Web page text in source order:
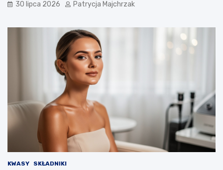
30 lipca 2026 Patrycja Majchrzak
KWASY SKŁADNIKI